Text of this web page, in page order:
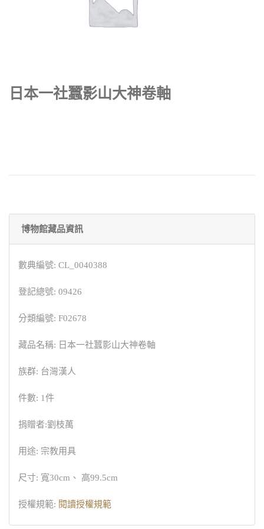
日本一社蠶影山大神卷軸
博物館藏品資訊
數典編號: CL_0040388
登記總號: 09426
分類編號: F02678
藏品名稱: 日本一社蠶影山大神卷軸
族群: 台灣漢人
件數: 1件
捐贈者:劉枝萬
用途: 宗教用具
尺寸: 寬30cm、 高99.5cm
授權規範: 閱讀授權規範